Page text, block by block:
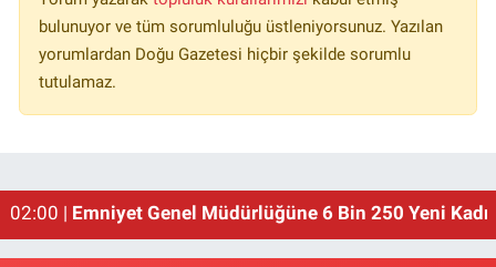
bulunuyor ve tüm sorumluluğu üstleniyorsunuz. Yazılan
yorumlardan Doğu Gazetesi hiçbir şekilde sorumlu
tutulamaz.
02:00 | Emniyet Genel Müdürlüğüne 6 Bin 250 Yeni